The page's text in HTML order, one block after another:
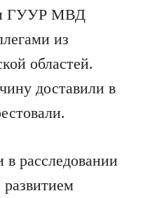
ГУУР МВД
из
областей.
доставили в
в расследовании